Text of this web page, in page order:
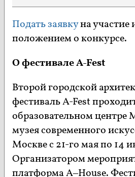
Подать заявкуна участие
положением о конкурсе.
О фестивале A-Fest
Второй городской
фестиваль A-Fest
образовательном центре
музея современного
Москве с 21-го мая по 14
Организатором
платформа A–House.